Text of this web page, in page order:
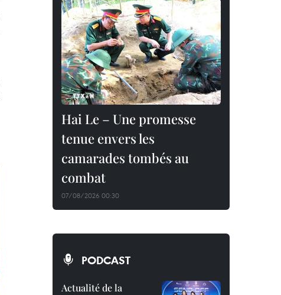
Hai Le – Une promesse
tenue envers les
camarades tombés au
combat
07/08/2026 00:30
PODCAST
Actualité de la